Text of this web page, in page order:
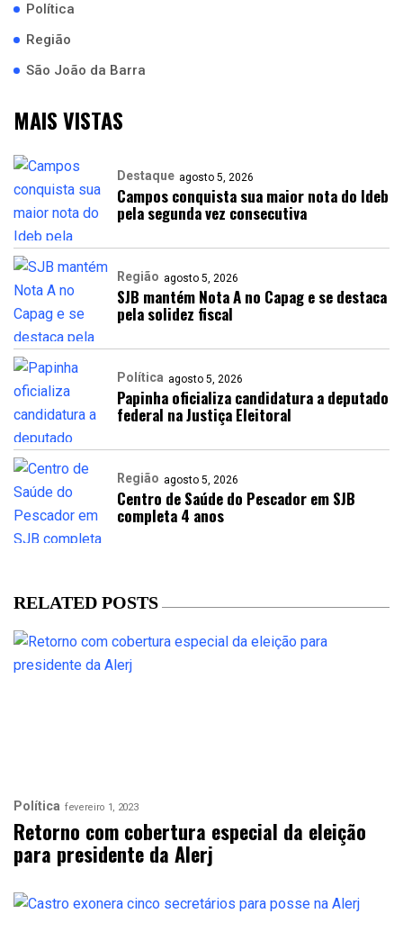
Política
Região
São João da Barra
MAIS VISTAS
Destaque agosto 5, 2026
Campos conquista sua maior nota do Ideb
pela segunda vez consecutiva
Região agosto 5, 2026
SJB mantém Nota A no Capag e se destaca
pela solidez fiscal
Política agosto 5, 2026
Papinha oficializa candidatura a deputado
federal na Justiça Eleitoral
Região agosto 5, 2026
Centro de Saúde do Pescador em SJB
completa 4 anos
RELATED POSTS
Política fevereiro 1, 2023
Retorno com cobertura especial da eleição
para presidente da Alerj